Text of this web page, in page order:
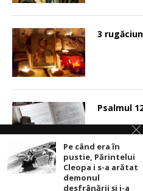
3
Psalmul
Sunt 2
Pe când era în
pustie, Părintelui
Cleopa i s-a arătat
demonul
desfrânării şi i-a